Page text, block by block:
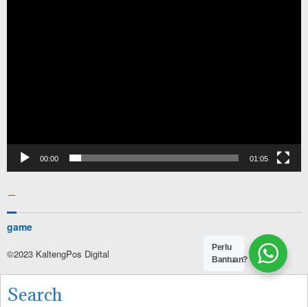
00:00 01:05
–
game
©2023 KaltengPos Digital
Search
Perlu
Bantuan?